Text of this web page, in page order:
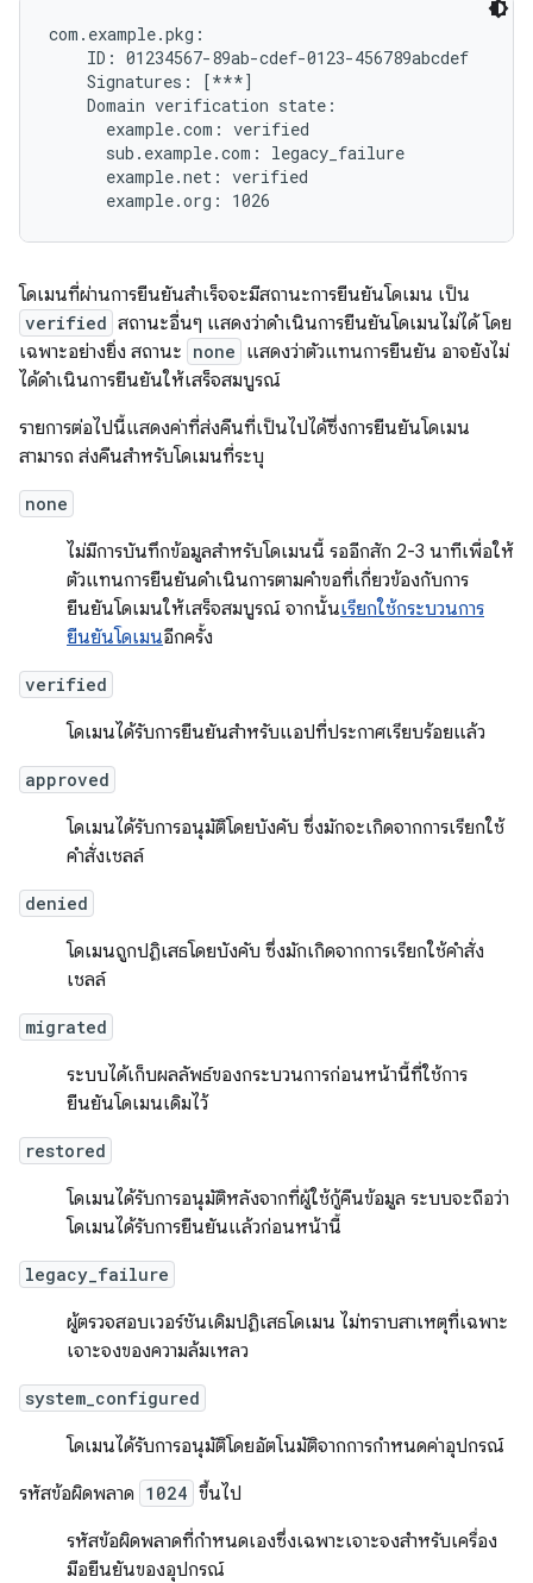
com.example.pkg:
    ID: 01234567-89ab-cdef-0123-456789abcdef
    Signatures: [***]
    Domain verification state:
      example.com: verified
      sub.example.com: legacy_failure
      example.net: verified
โดเมนที่ผ่านการยืนยันสำเร็จจะมีสถานะการยืนยันโดเมน เป็น
verified สถานะอื่นๆ แสดงว่าดำเนินการยืนยันโดเมนไม่ได้ โดย
เฉพาะอย่างยิ่ง สถานะ none แสดงว่าตัวแทนการยืนยัน อาจยังไม่
ได้ดำเนินการยืนยันให้เสร็จสมบูรณ์
รายการต่อไปนี้แสดงค่าที่ส่งคืนที่เป็นไปได้ซึ่งการยืนยันโดเมน
สามารถ ส่งคืนสำหรับโดเมนที่ระบุ
none
ไม่มีการบันทึกข้อมูลสำหรับโดเมนนี้ รออีกสัก 2-3 นาทีเพื่อให้
ตัวแทนการยืนยันดำเนินการตามคำขอที่เกี่ยวข้องกับการ
ยืนยันโดเมนให้เสร็จสมบูรณ์ จากนั้นเรียกใช้กระบวนการ
ยืนยันโดเมนอีกครั้ง
verified
โดเมนได้รับการยืนยันสําหรับแอปที่ประกาศเรียบร้อยแล้ว
approved
โดเมนได้รับการอนุมัติโดยบังคับ ซึ่งมักจะเกิดจากการเรียกใช้
คำสั่งเชลล์
denied
โดเมนถูกปฏิเสธโดยบังคับ ซึ่งมักเกิดจากการเรียกใช้คำสั่ง
เชลล์
migrated
ระบบได้เก็บผลลัพธ์ของกระบวนการก่อนหน้านี้ที่ใช้การ
ยืนยันโดเมนเดิมไว้
restored
โดเมนได้รับการอนุมัติหลังจากที่ผู้ใช้กู้คืนข้อมูล ระบบจะถือว่า
โดเมนได้รับการยืนยันแล้วก่อนหน้านี้
legacy_failure
ผู้ตรวจสอบเวอร์ชันเดิมปฏิเสธโดเมน ไม่ทราบสาเหตุที่เฉพาะ
เจาะจงของความล้มเหลว
system_configured
โดเมนได้รับการอนุมัติโดยอัตโนมัติจากการกำหนดค่าอุปกรณ์
รหัสข้อผิดพลาด 1024 ขึ้นไป
รหัสข้อผิดพลาดที่กำหนดเองซึ่งเฉพาะเจาะจงสำหรับเครื่อง
มือยืนยันของอุปกรณ์